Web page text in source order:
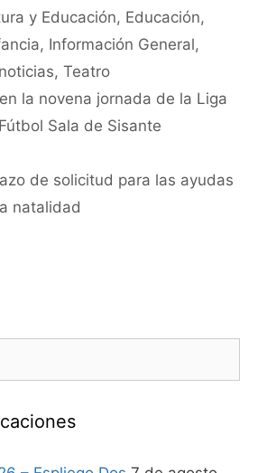
y Educación, Educación,
, Información General,
noticias, Teatro
la novena jornada de la Liga
Sala de Sisante
de solicitud para las ayudas
natalidad